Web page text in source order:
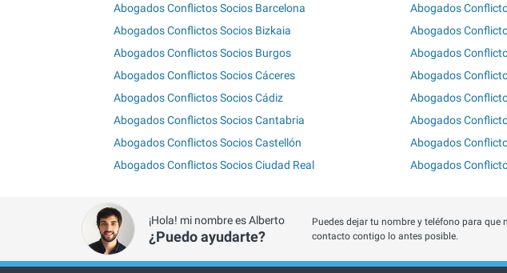
Abogados Conflictos Socios Barcelona
Abogados Conflictos Socios Bizkaia
Abogados Conflictos Socios Burgos
Abogados Conflictos Socios Cáceres
Abogados Conflictos Socios Cádiz
Abogados Conflictos Socios Cantabria
Abogados Conflictos Socios Castellón
Abogados Conflictos Socios Ciudad Real
Abogados
Abogados
Abogados
Abogados
Abogados
Abogados
Abogados
Abogados
¡Hola! mi nombre es Alberto
¿Puedo ayudarte?
Puedes dejar tu nombre y teléfono para que
contacto contigo lo antes posible.